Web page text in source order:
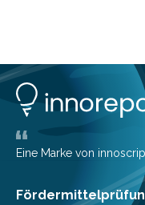
Insektenblume. Das
Technologie und
Projekt im Rahmen
Bioökonomiestrategie
Pestizide sind
Ernährung zu
Gefahr erheblicher…
Eine Marke von